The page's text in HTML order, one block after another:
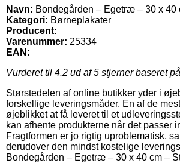
Navn: Bondegården – Egetræ – 30 x 40
Kategori: Børneplakater
Producent:
Varenummer: 25334
EAN:
Vurderet til 4.2 ud af 5 stjerner baseret på
Størstedelen af online butikker yder i
forskellige leveringsmåder. En af de
øjeblikket at få leveret til et
kan afhente produkterne når det passer
Fragtformen er jo rigtig uproblematisk,
derudover den mindst kostelige
Bondegården – Egetræ – 30 x 40 cm –